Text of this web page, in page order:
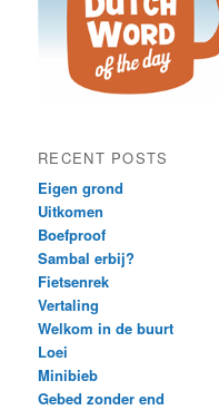
RECENT POSTS
Eigen grond
Uitkomen
Boefproof
Sambal erbij?
Fietsenrek
Vertaling
Welkom in de buurt
Loei
Minibieb
Gebed zonder end